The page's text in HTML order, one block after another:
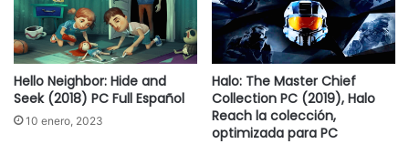
Hello Neighbor: Hide and
Seek (2018) PC Full Español
10 enero, 2023
Halo: The Master Chief
Collection PC (2019), Halo
Reach la colección,
optimizada para PC